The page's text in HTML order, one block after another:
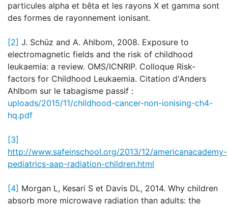
particules alpha et bêta et les rayons X et gamma sont
des formes de rayonnement ionisant.
[2] J. Schüz and A. Ahlbom, 2008. Exposure to
electromagnetic fields and the risk of childhood
leukaemia: a review. OMS/ICNRIP. Colloque Risk-
factors for Childhood Leukaemia. Citation d'Anders
Ahlbom sur le tabagisme passif :
uploads/2015/11/childhood-cancer-non-ionising-ch4-
hq.pdf
[3]
http://www.safeinschool.org/2013/12/americanacademy-
pediatrics-aap-radiation-children.html
[4] Morgan L, Kesari S et Davis DL, 2014. Why children
absorb more microwave radiation than adults: the